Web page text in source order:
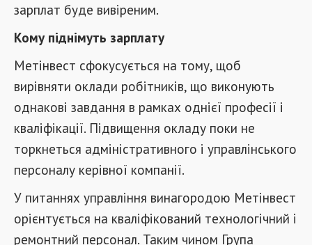
зарплат буде вивіреним.
Кому піднімуть зарплату
Метінвест сфокусується на тому, щоб
вирівняти оклади робітників, що виконують
однакові завдання в рамках однієї професії і
кваліфікації. Підвищення окладу поки не
торкнеться адміністративного і управлінського
персоналу керівної компанії.
У питаннях управління винагородою Метінвест
орієнтується на кваліфікований технологічний і
ремонтний персонал. Таким чином Група